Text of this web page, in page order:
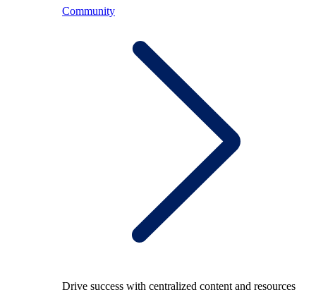
Community
Drive success with centralized content and resources